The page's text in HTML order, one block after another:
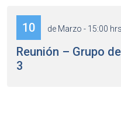
10 de Marzo - 15:00 hrs
Reunión – Grupo
3